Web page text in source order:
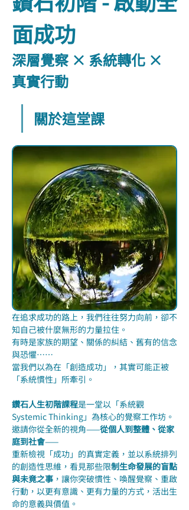
面成功
深層覺察 × 系統轉化 ×
真實行動
關於這堂課
在追求成功的路上，我們往往努力向前，卻不
知自己被什麼無形的力量拉住。
有時是家族的期望、關係的糾結、舊有的信念
與恐懼……
當我們以為在「創造成功」，其實可能正被
「系統慣性」所牽引。
鑽石人生初階課程是一堂以「系統觀
Systemic Thinking」為核心的覺察工作坊。
邀請你從全新的視角——從個人到整體、從家
庭到社會——
重新檢視「成功」的真實定義，並以系統排列
的創造性思維，看見那些限制生命發展的盲點
與未竟之事 ，讓你突破慣性、喚醒覺察、重啟
行動，以更有意識、更有力量的方式，活出生
命的意義與價值。